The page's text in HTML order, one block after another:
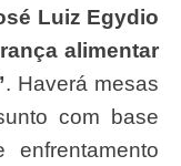
Luiz Egydio
alimentar
. Haverá mesas
com base
enfrentamento